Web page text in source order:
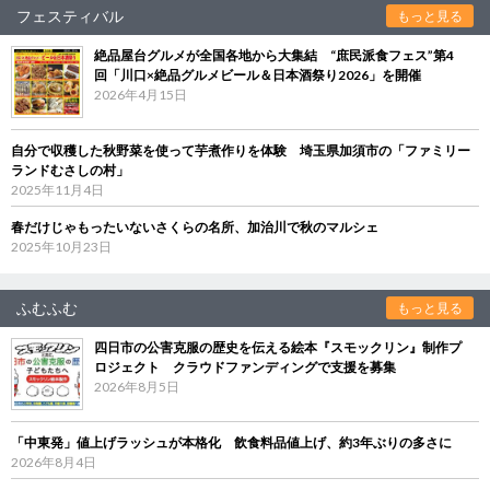
フェスティバル もっと見る
絶品屋台グルメが全国各地から大集結 “庶民派食フェス”第4
回「川口×絶品グルメビール＆日本酒祭り2026」を開催
2026年4月15日
自分で収穫した秋野菜を使って芋煮作りを体験 埼玉県加須市の「ファミリー
ランドむさしの村」
2025年11月4日
春だけじゃもったいないさくらの名所、加治川で秋のマルシェ
2025年10月23日
ふむふむ もっと見る
四日市の公害克服の歴史を伝える絵本『スモックリン』制作プ
ロジェクト クラウドファンディングで支援を募集
2026年8月5日
「中東発」値上げラッシュが本格化 飲食料品値上げ、約3年ぶりの多さに
2026年8月4日